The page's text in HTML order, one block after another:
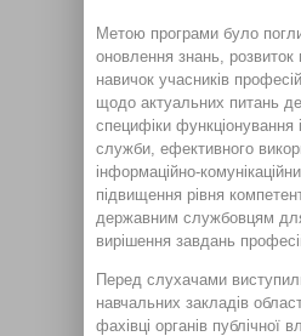
Метою програми було
оновлення знань, розвиток
навичок учасників
щодо актуальних питань
специфіки функціонування
служби, ефективного
інформаційно-
підвищення рівня
державним службовцям
вирішення завдань
Перед слухачами
навчальних закладів
фахівці органів публічної